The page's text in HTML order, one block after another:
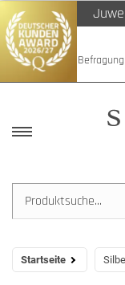
Startseite